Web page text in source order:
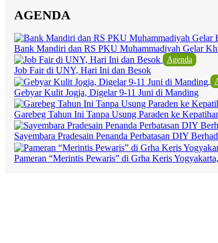
AGENDA
Bank Mandiri dan RS PKU Muhammadiyah Gelar
Agenda
Job Fair di UNY, Hari Ini dan Besok
Gebyar Kulit Jogja, Digelar 9-11 Juni di Manding
Garebeg Tahun Ini Tanpa Usung Paraden ke
Sayembara Pradesain Penanda Perbatasan DIY
Pameran “Merintis Pewaris” di Grha Keris